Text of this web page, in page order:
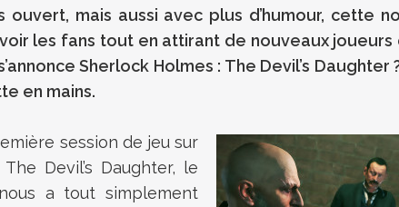
ouvert, mais aussi avec plus d’humour, cette
les fans tout en attirant de nouveaux joueurs
Sherlock Holmes : The Devil’s Daughter
en mains.
session de jeu sur
Devil’s Daughter, le
a tout simplement